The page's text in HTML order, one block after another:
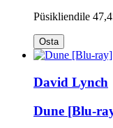
Püsikliendile
Osta
David Lynch
Dune [Blu-